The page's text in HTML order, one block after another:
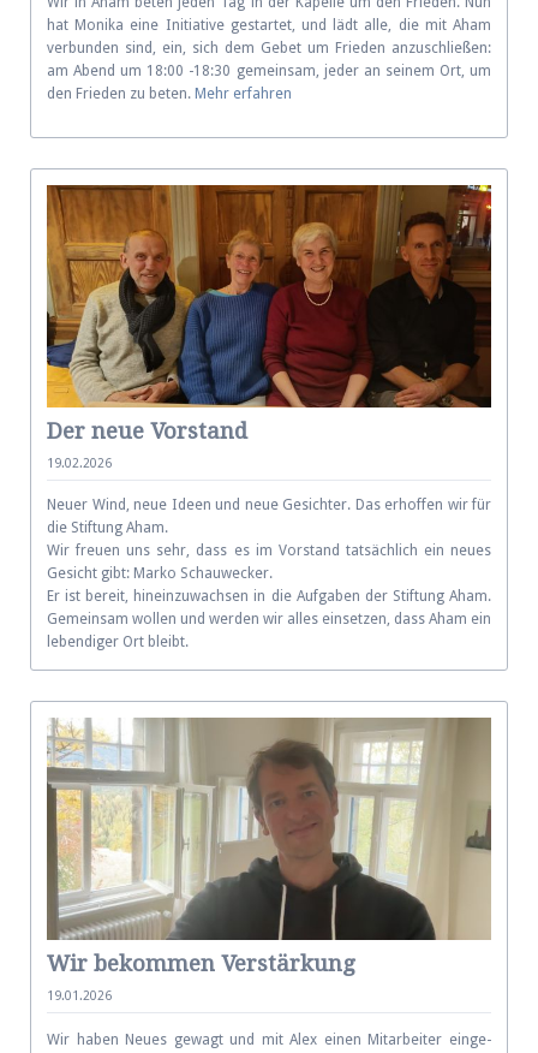
hat Monika eine Ini­tia­ti­ve ge­star­tet, und lädt alle, die mit Aham
ver­bun­den sind, ein, sich dem Gebet um Frie­den an­zu­schlie­ßen:
am Abend um 18:00 -18:30 ge­mein­sam, jeder an sei­nem Ort, um
den Frie­den zu beten. Mehr erfahren
Der neue Vorstand
19.02.2026
Neuer Wind, neue Ideen und neue Gesich­ter. Das er­hof­fen wir für
die Stif­tung Aham.
Wir freu­en uns sehr, dass es im Vor­stand tat­säch­lich ein neu­es
Ge­sicht gibt: Marko Schau­wecker.
Er ist be­reit, hin­ein­zu­wach­sen in die Auf­ga­ben der Stif­tung Aham.
Ge­mein­sam wol­len und wer­den wir alles ein­set­zen, dass Aham ein
le­ben­diger Ort bleibt.
Wir bekommen Verstärkung
19.01.2026
Wir haben Neues ge­wagt und mit Alex einen Mit­ar­bei­ter ein­ge­